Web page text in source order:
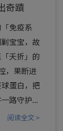
奇蹟
免疫系
宝宝，故
夭折」的
，果断进
蛋白，把
路守护...
阅读全文 >